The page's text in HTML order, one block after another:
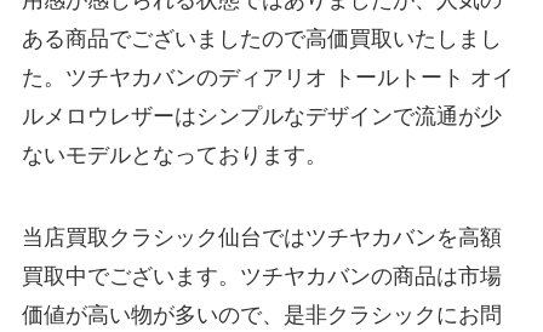
ある商品でございましたので高価買取いたしまし
た。ツチヤカバンのディアリオ トールトート オイ
ルメロウレザーはシンプルなデザインで流通が少
ないモデルとなっております。
当店買取クラシック仙台ではツチヤカバンを高額
買取中でございます。ツチヤカバンの商品は市場
価値が高い物が多いので、是非クラシックにお問